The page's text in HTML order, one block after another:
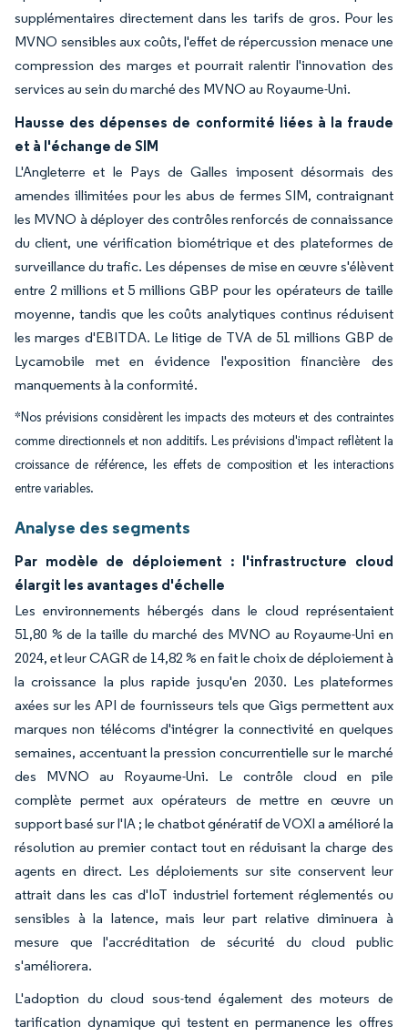
supplémentaires directement dans les tarifs de gros. Pour les
MVNO sensibles aux coûts, l'effet de répercussion menace une
compression des marges et pourrait ralentir l'innovation des
services au sein du marché des MVNO au Royaume-Uni.
Hausse des dépenses de conformité liées à la fraude
et à l'échange de SIM
L'Angleterre et le Pays de Galles imposent désormais des
amendes illimitées pour les abus de fermes SIM, contraignant
les MVNO à déployer des contrôles renforcés de connaissance
du client, une vérification biométrique et des plateformes de
surveillance du trafic. Les dépenses de mise en œuvre s'élèvent
entre 2 millions et 5 millions GBP pour les opérateurs de taille
moyenne, tandis que les coûts analytiques continus réduisent
les marges d'EBITDA. Le litige de TVA de 51 millions GBP de
Lycamobile met en évidence l'exposition financière des
manquements à la conformité.
*Nos prévisions considèrent les impacts des moteurs et des contraintes
comme directionnels et non additifs. Les prévisions d'impact reflètent la
croissance de référence, les effets de composition et les interactions
entre variables.
Analyse des segments
Par modèle de déploiement : l'infrastructure cloud
élargit les avantages d'échelle
Les environnements hébergés dans le cloud représentaient
51,80 % de la taille du marché des MVNO au Royaume-Uni en
2024, et leur CAGR de 14,82 % en fait le choix de déploiement à
la croissance la plus rapide jusqu'en 2030. Les plateformes
axées sur les API de fournisseurs tels que Gigs permettent aux
marques non télécoms d'intégrer la connectivité en quelques
semaines, accentuant la pression concurrentielle sur le marché
des MVNO au Royaume-Uni. Le contrôle cloud en pile
complète permet aux opérateurs de mettre en œuvre un
support basé sur l'IA ; le chatbot génératif de VOXI a amélioré la
résolution au premier contact tout en réduisant la charge des
agents en direct. Les déploiements sur site conservent leur
attrait dans les cas d'IoT industriel fortement réglementés ou
sensibles à la latence, mais leur part relative diminuera à
mesure que l'accréditation de sécurité du cloud public
s'améliorera.
L'adoption du cloud sous-tend également des moteurs de
tarification dynamique qui testent en permanence les offres